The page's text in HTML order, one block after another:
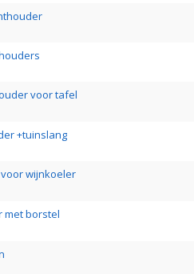
voor tafel
+tuinslang
wijnkoeler
met borstel